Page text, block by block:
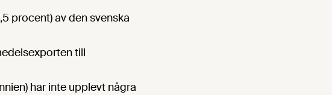
procent) av den svenska
till
har inte upplevt några